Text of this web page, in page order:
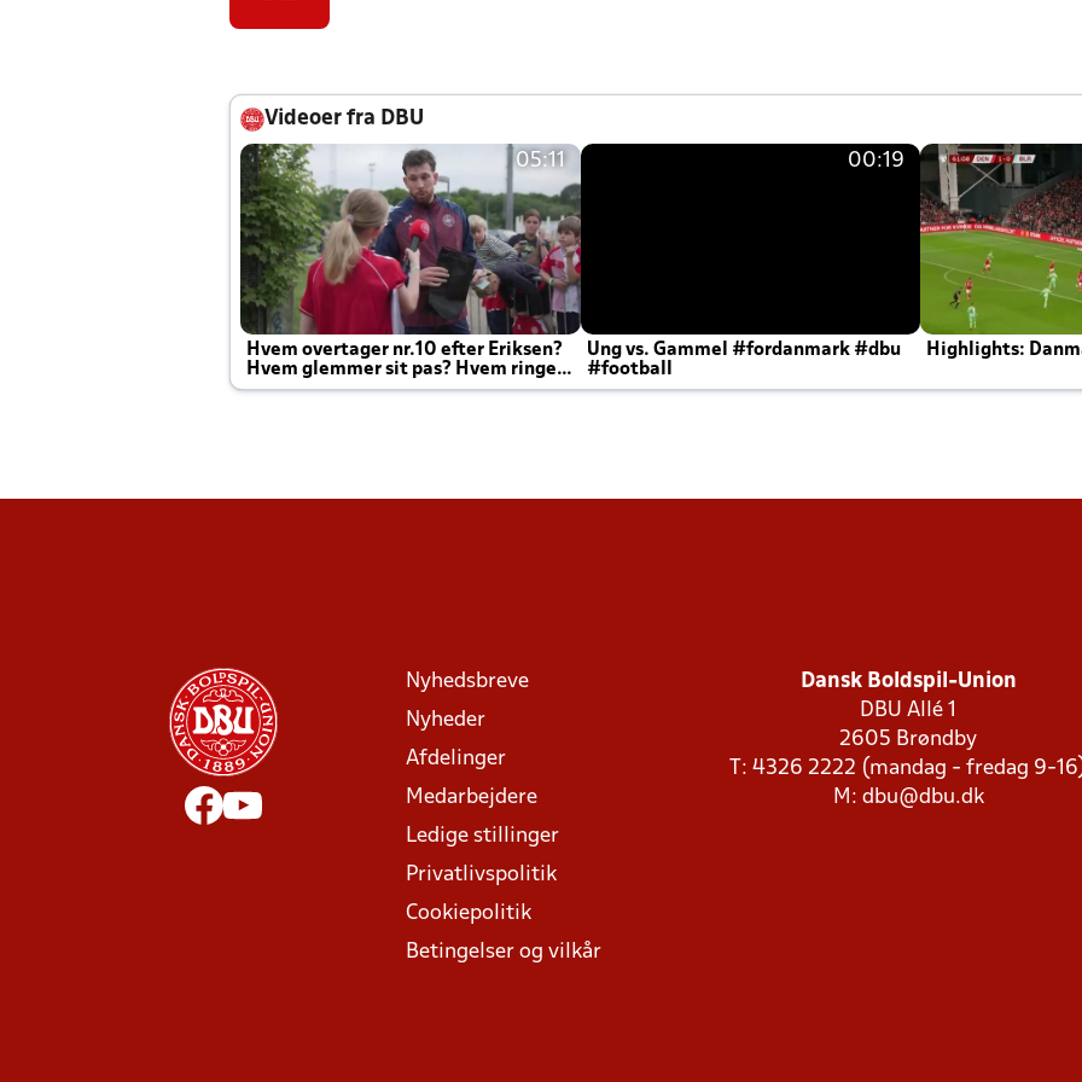
Videoer fra DBU
05:11
Hvem overtager nr.10 efter Eriksen?
Hvem glemmer sit pas? Hvem ringer
Joachim altid til efter kampe?
00:19
Ung vs. Gammel #fordanmark #dbu
#football
Highlights:
Nyhedsbreve
Nyheder
Afdelinger
Medarbejdere
Ledige stillinger
Privatlivspolitik
Cookiepolitik
Betingelser og vilkår
Dansk Boldspil-Union
DBU Allé 1
2605 Brøndby
T: 4326 2222 (mandag - fredag 9-
M: dbu@dbu.dk